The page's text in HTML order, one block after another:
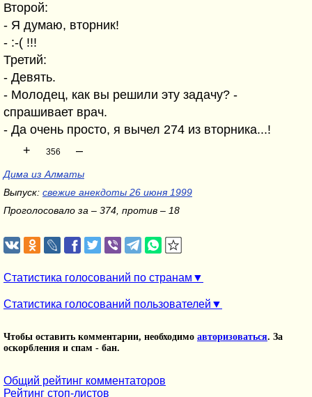
Второй:
- Я думаю, вторник!
- :-( !!!
Третий:
- Девять.
- Молодец, как вы решили эту задачу? -
спрашивает врач.
- Да очень просто, я вычел 274 из вторника...!
+
356 –
Дима из Алматы
Выпуск: свежие анекдоты 26 июня 1999
Проголосовало за – 374, против – 18
Статистика голосований по странам
Статистика голосований пользователей
Чтобы оставить комментарии, необходимо авторизоваться. За
оскорбления и спам - бан.
Общий рейтинг комментаторов
Рейтинг стоп-листов